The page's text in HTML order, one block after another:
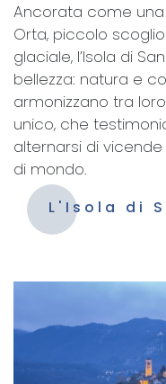
Ancorata come
Orta, piccolo
glaciale, l’Isola di
bellezza: natura e
armonizzano tra
unico, che
alternarsi di
di mondo.
L'Isola di